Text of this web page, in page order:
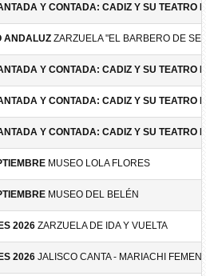
Y CONTADA: CADIZ Y SU TEATRO
ANDALUZ ZARZUELA "EL BARBERO DE
Y CONTADA: CADIZ Y SU TEATRO
Y CONTADA: CADIZ Y SU TEATRO
Y CONTADA: CADIZ Y SU TEATRO
MUSEO LOLA FLORES
MUSEO DEL BELÉN
2026 ZARZUELA DE IDA Y VUELTA
2026 JALISCO CANTA - MARIACHI